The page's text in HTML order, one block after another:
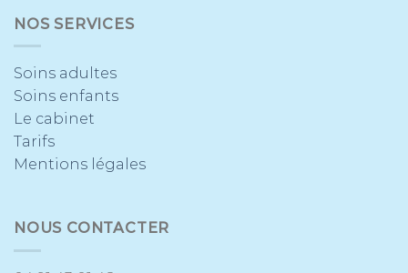
NOS SERVICES
Soins adultes
Soins enfants
Le cabinet
Tarifs
Mentions légales
NOUS CONTACTER